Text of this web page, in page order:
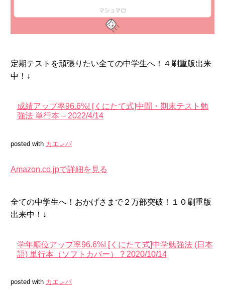
定期テストを頑張りたい全ての中学生へ！４刷重版出来
中！↓
成績アップ率96.6%! [くにたて式]中間・期末テスト勉
強法 単行本 – 2022/4/14
posted with カエレバ
Amazon.co.jpで詳細を見る
全ての中学生へ！おかげさまで２万部突破！１０刷重版
出来中！↓
学年順位アップ率96.6%! [くにたて式]中学勉強法 (日本
語) 単行本（ソフトカバー） ? 2020/10/14
posted with カエレバ